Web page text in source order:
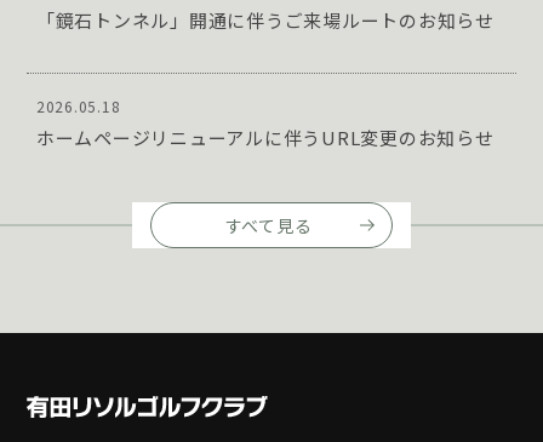
「鏡石トンネル」開通に伴うご来場ルートのお知らせ
2026.05.18
ホームページリニューアルに伴うURL変更のお知らせ
すべて見る